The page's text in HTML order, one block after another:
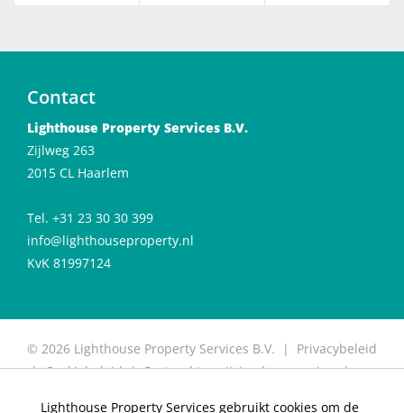
Lighthouse Property Services gebruikt cookies om de
Contact
Lighthouse Property Services B.V.
Zijlweg 263
2015 CL Haarlem
Tel. +31 23 30 30 399
info@lighthouseproperty.nl
KvK 81997124
© 2026 Lighthouse Property Services B.V. | Privacybeleid
|Cookiebeleid|Protocol toewijzing huurwoning|